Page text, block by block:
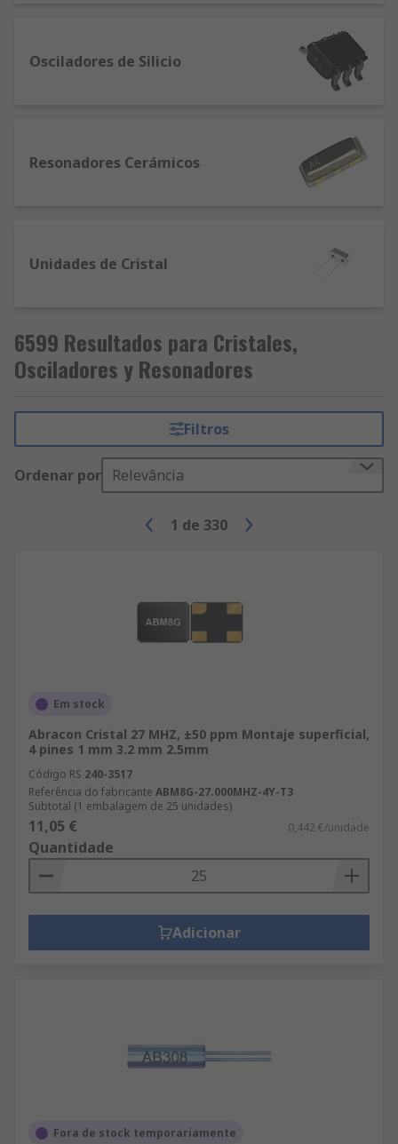
Osciladores de Silicio
Resonadores Cerámicos
Unidades de Cristal
6599 Resultados para Cristales,
Osciladores y Resonadores
Filtros
Ordenar por Relevância
1 de 330
Em stock
Abracon Cristal 27 MHZ, ±50 ppm Montaje superficial,
4 pines 1 mm 3.2 mm 2.5mm
Código RS 240-3517
Referência do fabricante ABM8G-27.000MHZ-4Y-T3
Subtotal (1 embalagem de 25 unidades)
11,05 € 0,442 €/unidade
Quantidade
Adicionar
Fora de stock temporariamente